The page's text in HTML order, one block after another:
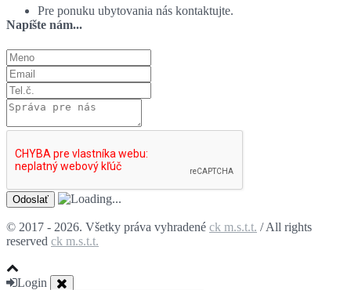
Pre ponuku ubytovania nás kontaktujte.
Napíšte nám...
© 2017 - 2026. Všetky práva vyhradené ck m.s.t.t. / All rights
reserved ck m.s.t.t.
Login